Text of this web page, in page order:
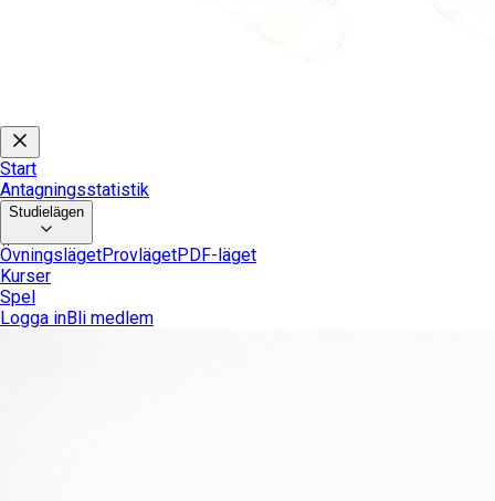
Start
Antagningsstatistik
Studielägen
ÖvningslägetProvlägetPDF-läget
Kurser
Spel
Logga inBli medlem